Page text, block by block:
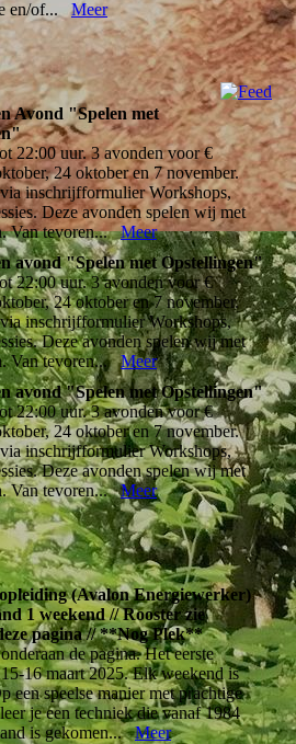
en/of...Meer
Avond "Spelen met
22:00 uur. 3 avonden voor €
24 oktober en 7 november.
inschrijfformulier Workshops,
Deze avonden spelen wij met
Van tevoren...Meer
avond "Spelen met Opstellingen"
22:00 uur. 3 avonden voor €
24 oktober en 7 november.
inschrijfformulier Workshops,
Deze avonden spelen wij met
Van tevoren...Meer
avond "Spelen met Opstellingen"
22:00 uur. 3 avonden voor €
24 oktober en 7 november.
inschrijfformulier Workshops,
Deze avonden spelen wij met
Van tevoren...Meer
(Avalon Energiewerker)
1 weekend // Rooster zie
pagina // **Nog Plek**
de pagina. Het eerste
16 maart 2025. Elk weekend is
een speelse manier met prachtige
je een techniek die vanaf 1984
is gekomen...Meer